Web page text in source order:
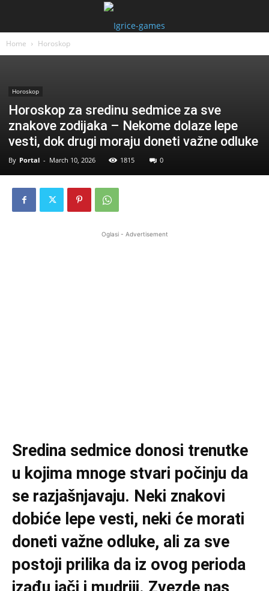
Home Horoskop
Horoskop
Horoskop za sredinu sedmice za sve
znakove zodijaka – Nekome dolaze lepe
vesti, dok drugi moraju doneti važne odluke
By Portal - March 10, 2026 1815 0
Oglasi - Advertisement
Sredina sedmice donosi trenutke
u kojima mnoge stvari počinju da
se razjašnjavaju. Neki znakovi
dobiće lepe vesti, neki će morati
doneti važne odluke, ali za sve
postoji prilika da iz ovog perioda